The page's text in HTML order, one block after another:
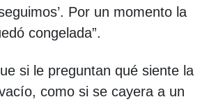
Por un momento la
congelada”.
si le preguntan qué siente la
como si se cayera a un